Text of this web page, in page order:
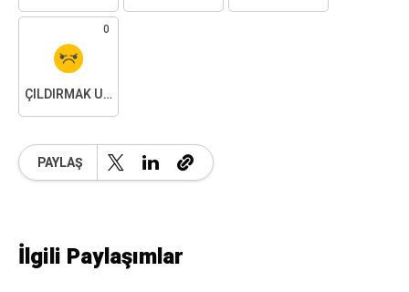
0
ÇILDIRMAK ÜZEREYIM
PAYLAŞ
İlgili Paylaşımlar